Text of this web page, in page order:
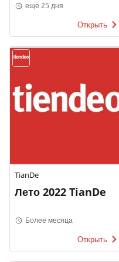
Роше
еще 25 дня
Открыть
TianDe
Лето 2022 TianDe
Более месяца
Открыть